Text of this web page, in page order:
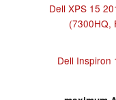
Dell XPS 15
(7300HQ,
Dell Inspiron